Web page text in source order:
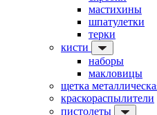
мастихины
шпатулетки
терки
кисти
наборы
макловицы
щетка
краскораспылители
пистолеты